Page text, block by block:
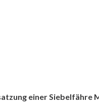
einer Siebelfähre